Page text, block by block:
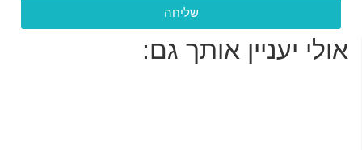
שליחה
אולי יעניין אותך גם: